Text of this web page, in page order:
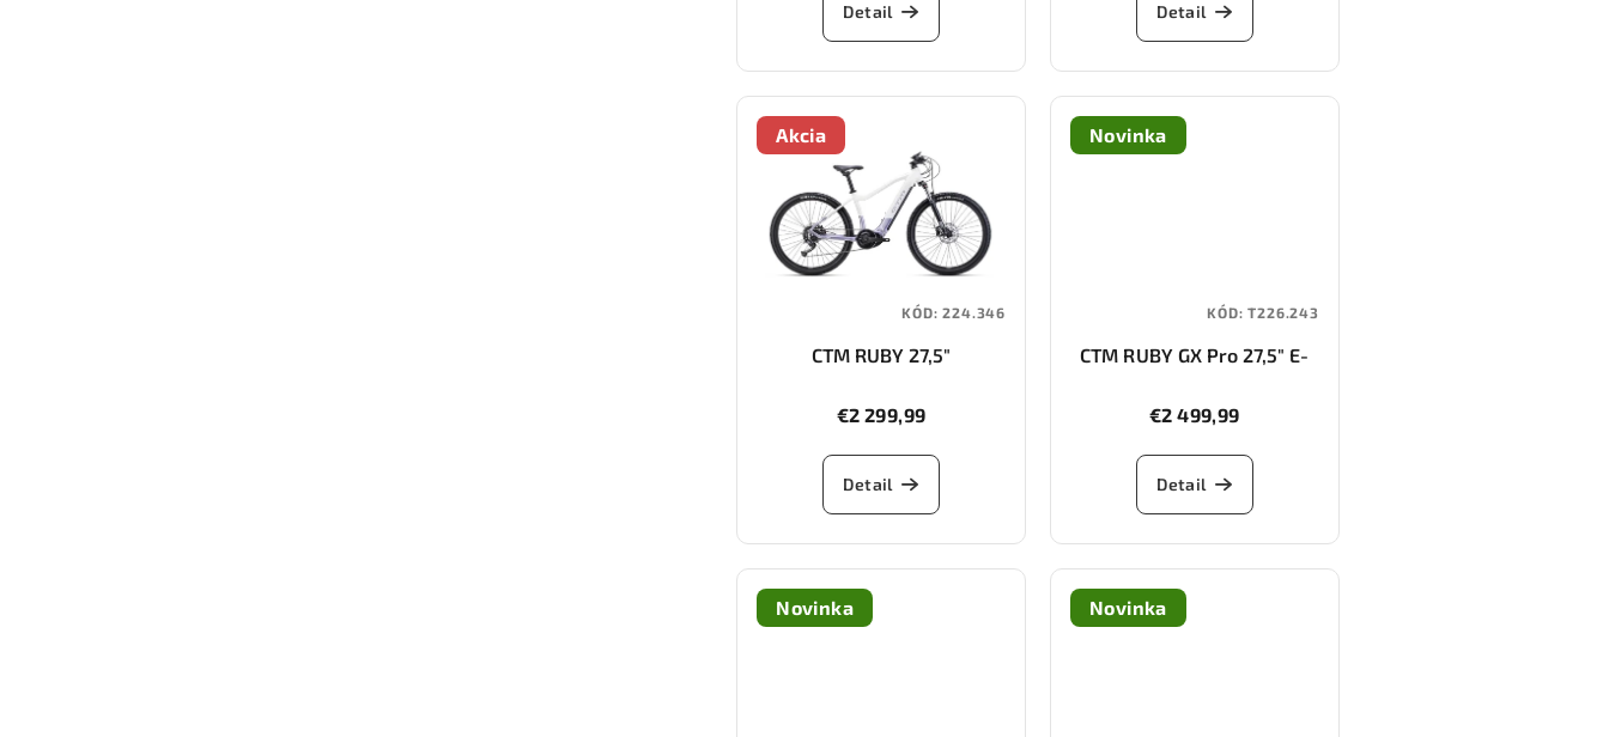
Detail Detail
Akcia
CTM RUBY 27,5"
€2 299,99
Detail
KÓD:224.346
Novinka
CTM RUBY GX Pro 27,5" E-
€2 499,99
Detail
KÓD:T226.243
Novinka Novinka